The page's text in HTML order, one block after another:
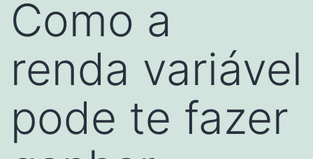
Como a
renda variável
pode te fazer